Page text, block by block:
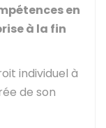
en
à la fin
individuel à
de son